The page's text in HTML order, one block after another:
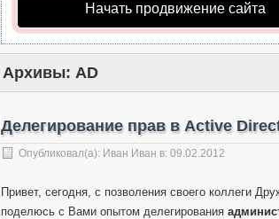
Начать продвижение сайта
Архивы: AD
Делегирование прав в Active
Опубликовал(а): Иван Иван в: 09.02.2012
Привет, сегодня, с позволения своего коллеги
поделюсь с Вами опытом делегирования